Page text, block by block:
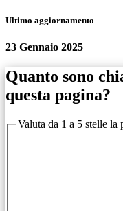
Ultimo aggiornamento
23 Gennaio 2025
Quanto sono
questa pagina?
Valuta da 1 a 5 stelle la